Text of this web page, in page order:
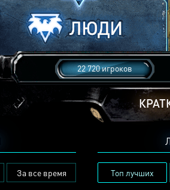
22 720 игроков
За все время Топ лучших